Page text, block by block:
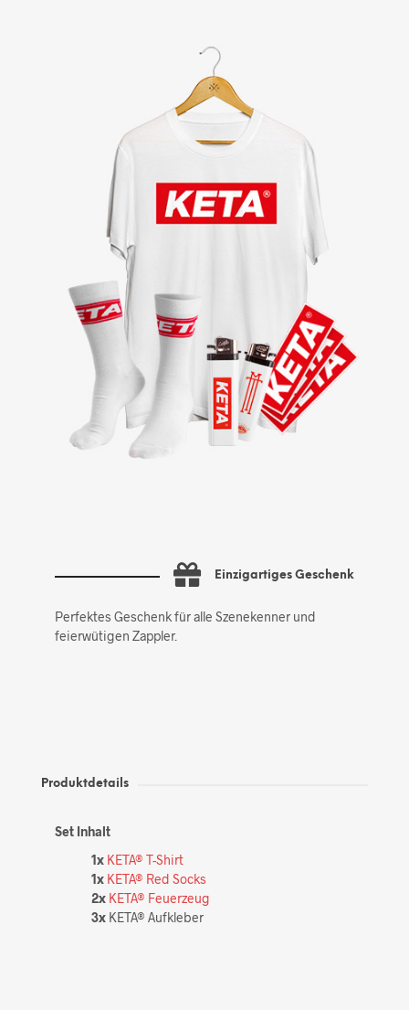
Einzigartiges Geschenk
Perfektes Geschenk für alle Szenekenner und
feierwütigen Zappler.
Produktdetails
Set Inhalt
1x KETA® T-Shirt
1x KETA® Red Socks
2x KETA® Feuerzeug
3xKETA® Aufkleber